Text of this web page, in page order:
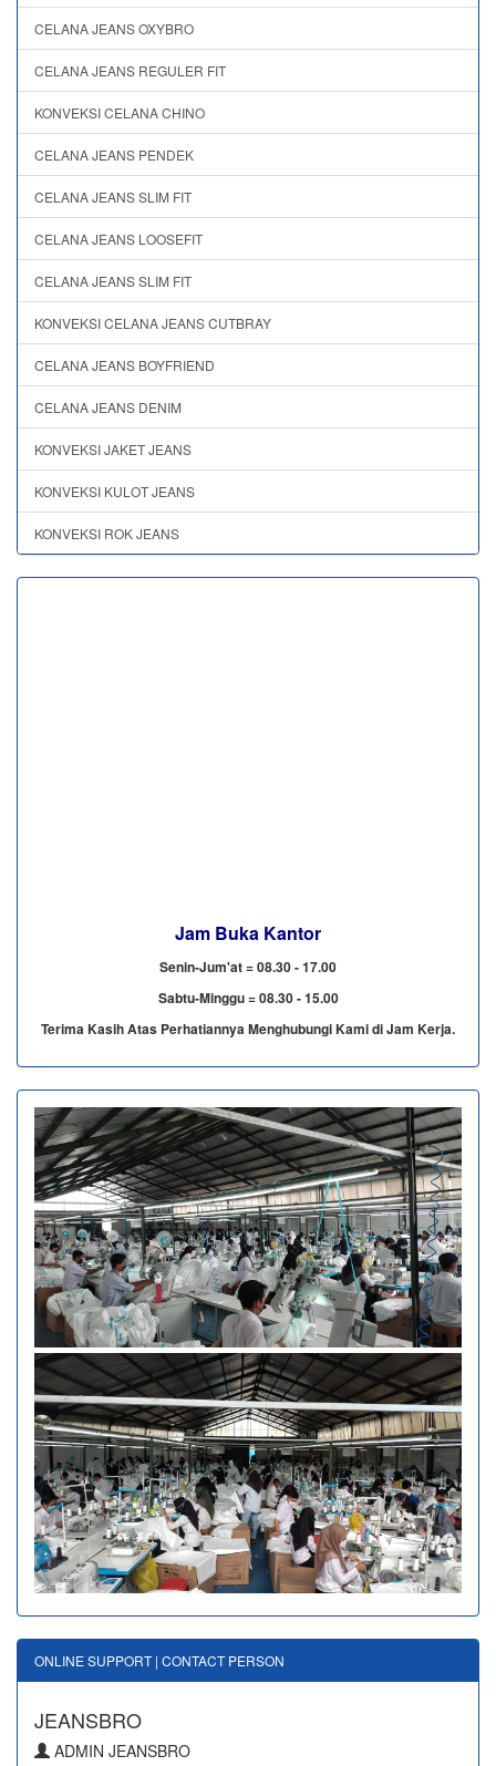
CELANA JEANS OXYBRO
CELANA JEANS REGULER FIT
KONVEKSI CELANA CHINO
CELANA JEANS PENDEK
CELANA JEANS SLIM FIT
CELANA JEANS LOOSEFIT
CELANA JEANS SLIM FIT
KONVEKSI CELANA JEANS CUTBRAY
CELANA JEANS BOYFRIEND
CELANA JEANS DENIM
KONVEKSI JAKET JEANS
KONVEKSI KULOT JEANS
KONVEKSI ROK JEANS
Jam Buka Kantor
Senin-Jum'at = 08.30 - 17.00
Sabtu-Minggu = 08.30 - 15.00
Terima Kasih Atas Perhatiannya Menghubungi Kami di Jam Kerja.
ONLINE SUPPORT | CONTACT PERSON
JEANSBRO
ADMIN JEANSBRO